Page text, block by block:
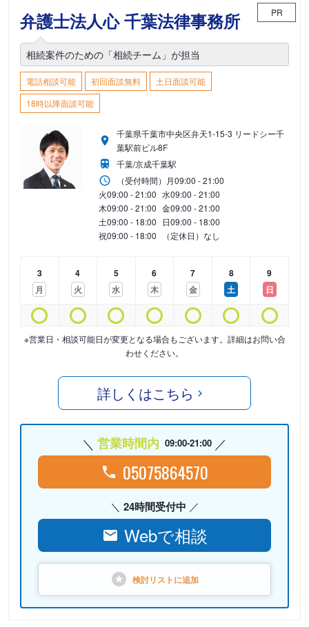
弁護士法人心 千葉法律事務所 PR
相続案件のための「相続チーム」が担当
電話相談可能 初回面談無料
土日面談可能
18時以降面談可能
千葉県千葉市中央区弁天1-15-3 リードシー千
葉駅前ビル8F
千葉/京成千葉駅
（受付時間） 月09:00 - 21:00
火09:00 - 21:00 水09:00 - 21:00
木09:00 - 21:00 金09:00 - 21:00
土09:00 - 18:00 日09:00 - 18:00
祝09:00 - 18:00 （定休日）なし
3
月
4
火
5
水
6
木
7
金
8
土
9
日
※営業日・相談可能日が変更となる場合もございます。詳細はお問い合
わせください。
詳しくはこちら
営業時間内 09:00-21:00
05075864570
24時間受付中
Webで相談
検討リストに追加